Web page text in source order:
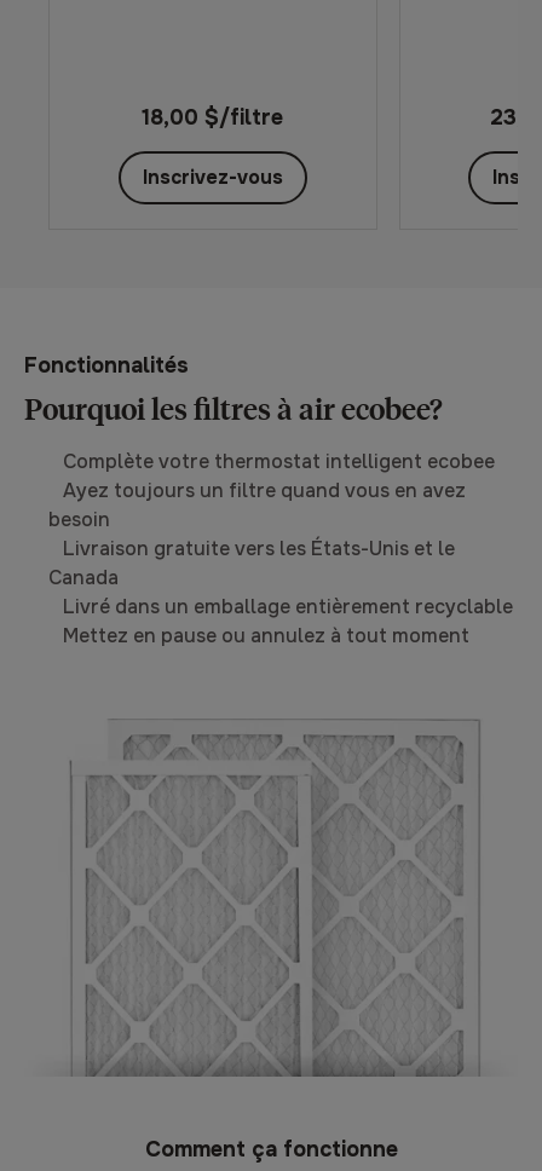
18,00 $/filtre
Inscrivez-vous
Fonctionnalités
Pourquoi les filtres à air ecobee?
Complète votre thermostat intelligent ecobee
Ayez toujours un filtre quand vous en avez
besoin
Livraison gratuite vers les États-Unis et le
Canada
Livré dans un emballage entièrement recyclable
Mettez en pause ou annulez à tout moment
Comment ça fonctionne